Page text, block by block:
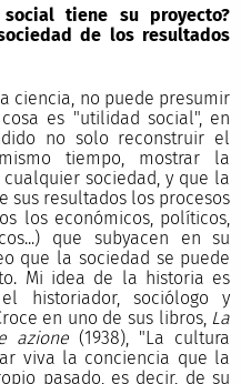
tiene su proyecto?
de los resultados
ciencia, no puede presumir
es "utilidad social", en
no solo reconstruir el
tiempo, mostrar la
sociedad, y que la
sus resultados los procesos
los económicos, políticos,
que subyacen en su
que la sociedad se puede
Mi idea de la historia es
historiador, sociólogo y
en uno de sus libros, La
azione (1938), "La cultura
viva la conciencia que la
pasado, es decir, de su